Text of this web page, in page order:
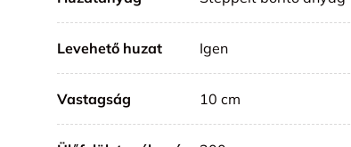
Levehető huzat Igen
Vastagság 10 cm